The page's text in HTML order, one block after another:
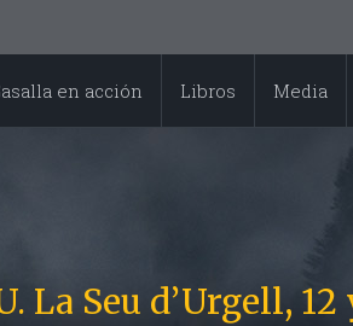
en acción Libros Media
La Seu d’Urgell, 12